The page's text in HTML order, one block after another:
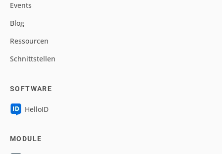
Events
Blog
Ressourcen
Schnittstellen
SOFTWARE
HelloID
MODULE